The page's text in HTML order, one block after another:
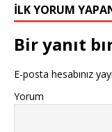
İLK YORUM
Bir yanıt
E-posta hesabınız
Yorum